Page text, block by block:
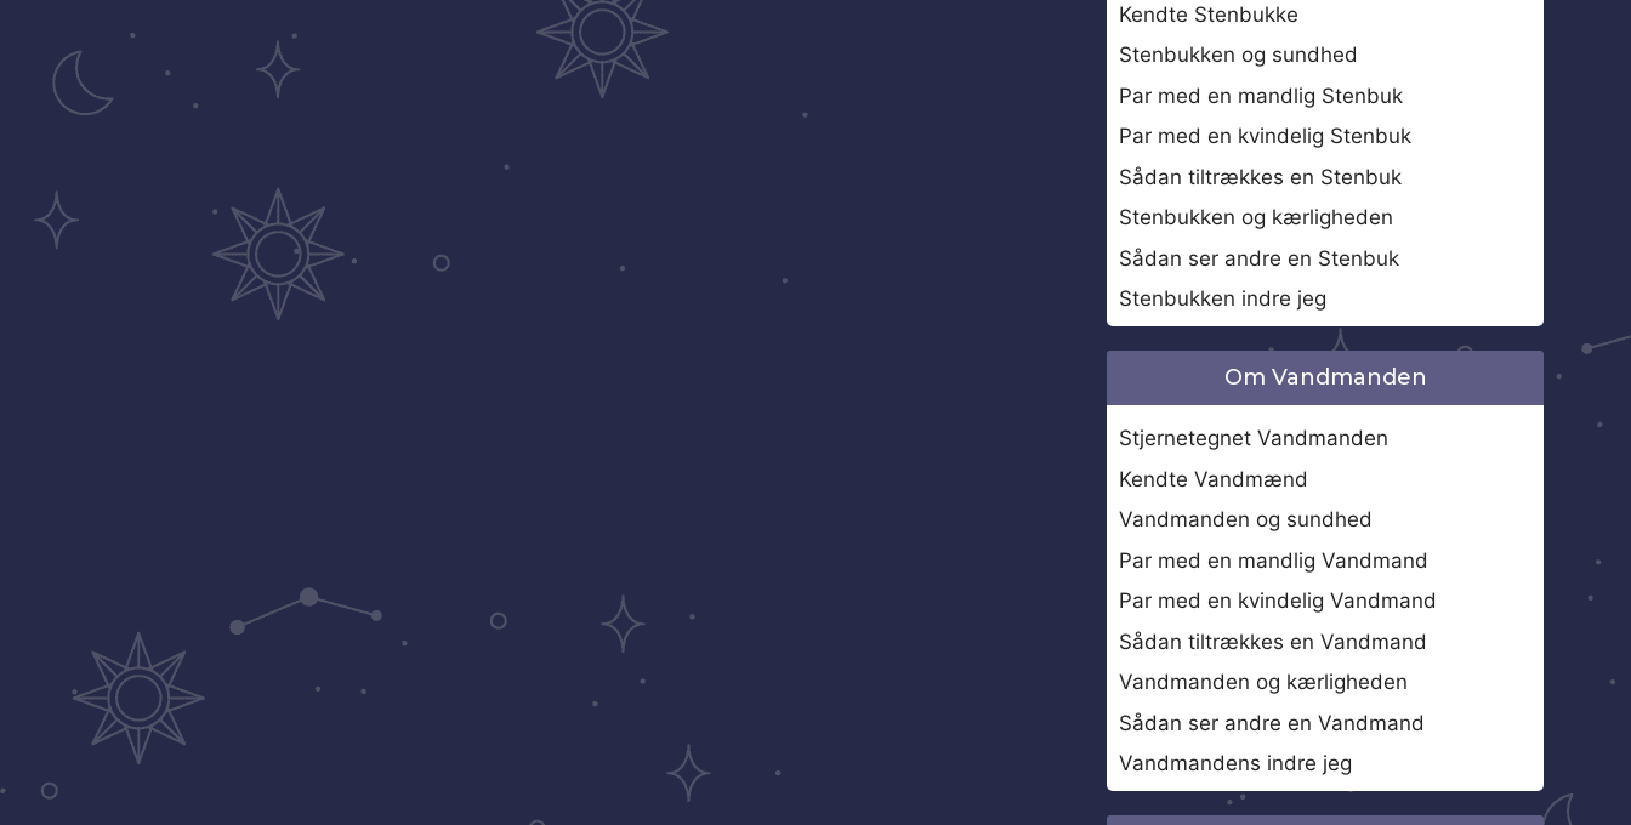
Kendte Stenbukke
Stenbukken og sundhed
Par med en mandlig Stenbuk
Par med en kvindelig Stenbuk
Sådan tiltrækkes en Stenbuk
Stenbukken og kærligheden
Sådan ser andre en Stenbuk
Stenbukken indre jeg
Om Vandmanden
Stjernetegnet Vandmanden
Kendte Vandmænd
Vandmanden og sundhed
Par med en mandlig Vandmand
Par med en kvindelig Vandmand
Sådan tiltrækkes en Vandmand
Vandmanden og kærligheden
Sådan ser andre en Vandmand
Vandmandens indre jeg